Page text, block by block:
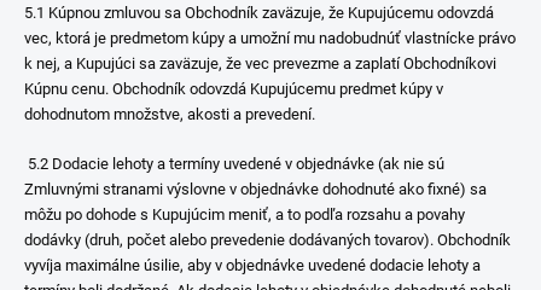
5.1 Kúpnou zmluvou sa Obchodník zaväzuje, že Kupujúcemu odovzdá
vec, ktorá je predmetom kúpy a umožní mu nadobudnúť vlastnícke právo
k nej, a Kupujúci sa zaväzuje, že vec prevezme a zaplatí Obchodníkovi
Kúpnu cenu. Obchodník odovzdá Kupujúcemu predmet kúpy v
dohodnutom množstve, akosti a prevedení.
5.2 Dodacie lehoty a termíny uvedené v objednávke (ak nie sú
Zmluvnými stranami výslovne v objednávke dohodnuté ako fixné) sa
môžu po dohode s Kupujúcim meniť, a to podľa rozsahu a povahy
dodávky (druh, počet alebo prevedenie dodávaných tovarov). Obchodník
vyvíja maximálne úsilie, aby v objednávke uvedené dodacie lehoty a